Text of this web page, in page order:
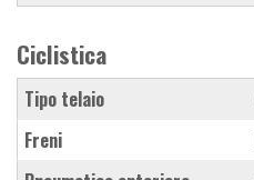
Ciclistica
Tipo telaio
Freni